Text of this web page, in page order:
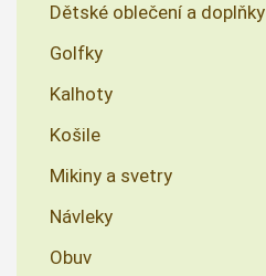
Dětské oblečení a doplňky
Golfky
Kalhoty
Košile
Mikiny a svetry
Návleky
Obuv